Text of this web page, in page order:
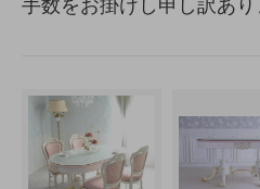
手数をお掛けし申し訳あり